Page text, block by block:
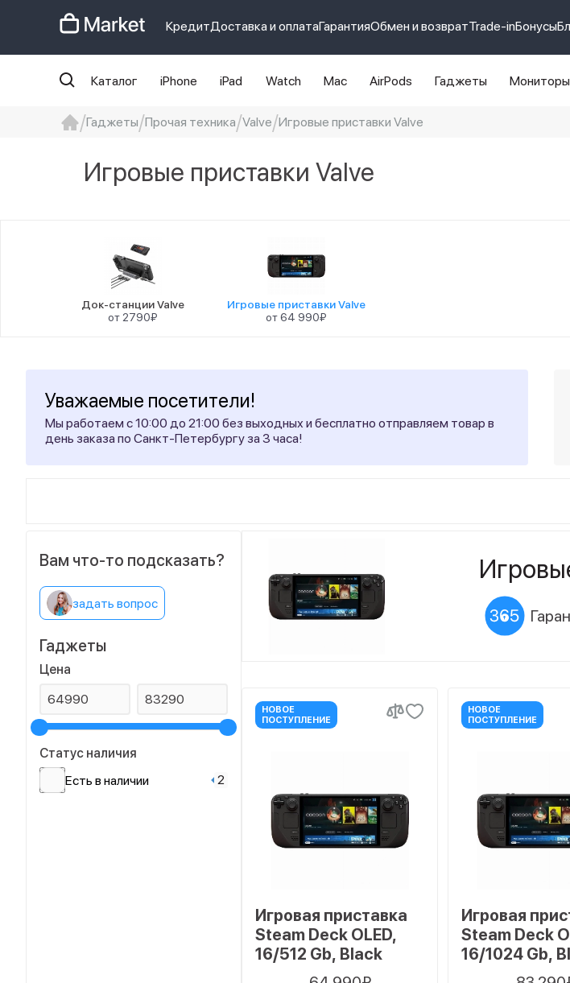
КредитДоставка и оплатаГарантияОбмен и возвратTrade-inБонусы
Каталог iPhone iPad Watch Mac AirPods Гаджеты Мониторы
Гаджеты Прочая техника Valve Игровые приставки Valve
Игровые приставки Valve
Док-станции Valve
от 2790₽
Игровые приставки Valve
от 64 990₽
Уважаемые посетители!
Мы работаем с 10:00 до 21:00 без выходных и бесплатно отправляем товар в
день заказа по Санкт-Петербургу за 3 часа!
Вам что-то подсказать?
задать вопрос
Гаджеты
Цена
Статус наличия
Есть в наличии
2
НОВОЕ
ПОСТУПЛЕНИЕ
Игровая приставка
Steam Deck OLED,
16/512 Gb, Black
НОВОЕ
ПОСТУПЛЕНИЕ
Игровая
Steam Deck
16/1024 Gb,